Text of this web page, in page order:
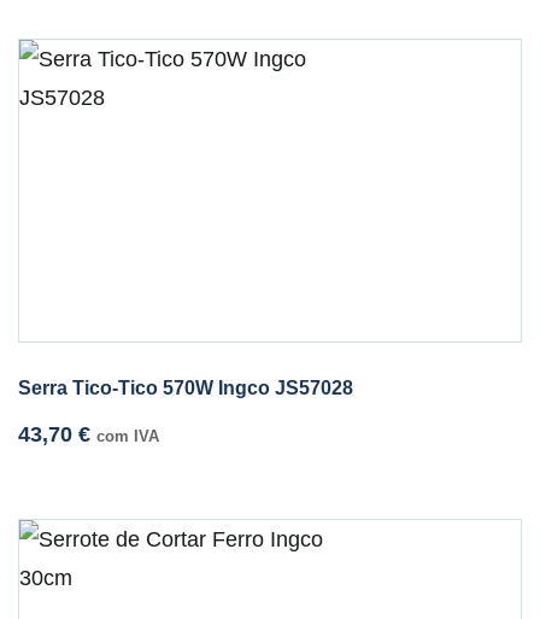
Serra Tico-Tico 570W Ingco JS57028
43,70 € com IVA